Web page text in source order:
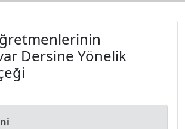
Dersine Yönelik